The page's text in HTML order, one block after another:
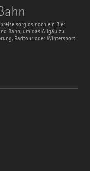
sorglos noch ein Bier
Bahn, um das Allgäu zu
Radtour oder Wintersport